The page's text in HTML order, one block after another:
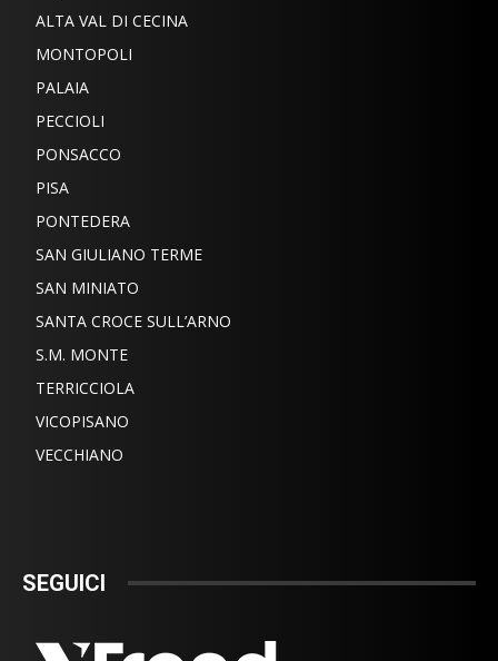
ALTA VAL DI CECINA
MONTOPOLI
PALAIA
PECCIOLI
PONSACCO
PISA
PONTEDERA
SAN GIULIANO TERME
SAN MINIATO
SANTA CROCE SULL’ARNO
S.M. MONTE
TERRICCIOLA
VICOPISANO
VECCHIANO
SEGUICI